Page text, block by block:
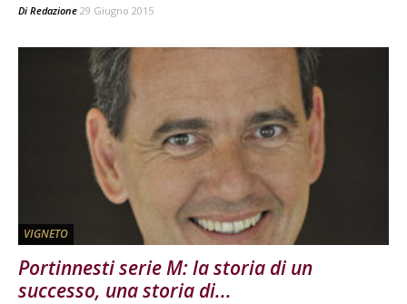
Di Redazione 29 Giugno 2015
VIGNETO
Portinnesti serie M: la storia di un
successo, una storia di...